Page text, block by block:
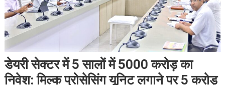
डेयरी सेक्टर में 5 सालों में 5000 करोड़ का
निवेश: मिल्क प्रोसेसिंग यूनिट लगाने पर 5 करोड़